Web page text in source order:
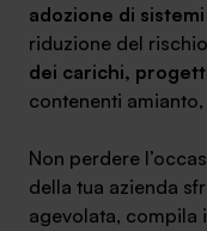
adozione di
riduzione del
dei carichi,
contenenti
Non perdere
della tua azienda
agevolata, compila